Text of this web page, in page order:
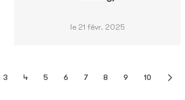
le 21 févr. 2025
3 4 5 6 7 8 9 10